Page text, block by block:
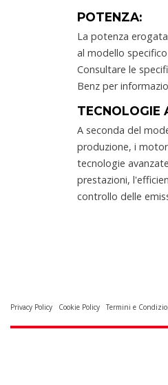
POTENZA:
La potenza
al modello
Consultare le
Benz per
TECNOLOGIE
A seconda del
produzione, i
tecnologie
prestazioni,
controllo delle
Privacy Policy Cookie Policy Termini e